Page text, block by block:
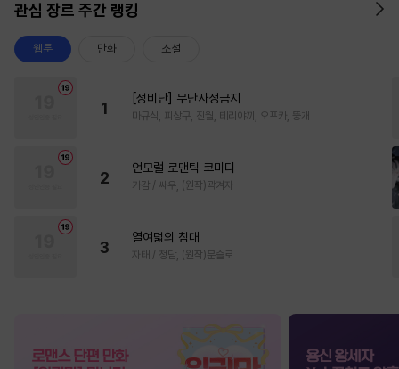
관심 장르 주간 랭킹
웹툰 만화 소설
1
[성비단] 무단사정금지
마규식, 피상구, 진월, 테리야끼, 오프카, 뚱개
2
언모럴 로맨틱 코미디
가감 / 쌔우, (원작)곽겨자
3
열여덟의 침대
자태 / 청담, (원작)문슬로